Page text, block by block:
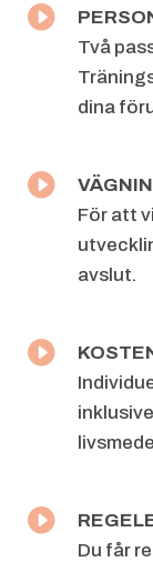

Två
dina

För att
avslut.


Du får